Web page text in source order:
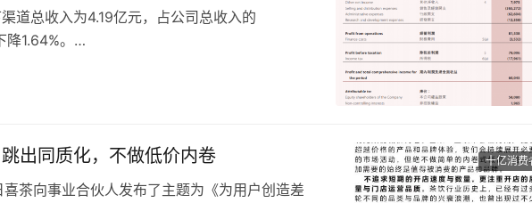
道总收入为4.19亿元，占公司总收入的
1.64%。
于线下客户的消费趋于保守导致线下渠道收入增
。
十亿消费
出同质化，不做低价内卷
茶向事业合伙人发布了主题为《为用户创造差